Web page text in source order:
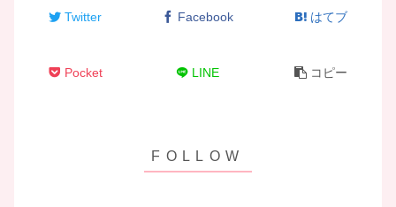
Twitter Facebook はてブ
Pocket LINE コピー